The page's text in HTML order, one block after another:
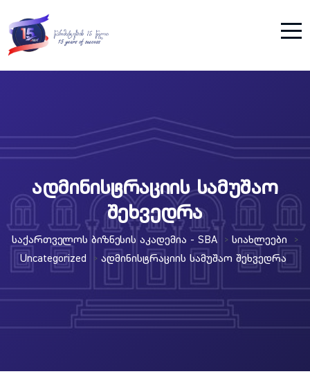
ადმინისტრაციის სამუშაო
შეხვედრა
Საქართველოს Ბიზნესის Აკადემია - SBA > Სიახლეები >
Uncategorized > Ადმინისტრაციის Სამუშაო Შეხვედრა